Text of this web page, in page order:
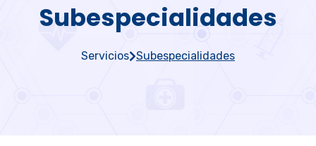
Subespecialidades
Servicios Subespecialidades